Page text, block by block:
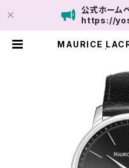
公式ホーム
https://
MAURICE LACROIX